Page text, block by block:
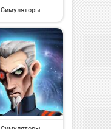
Симуляторы